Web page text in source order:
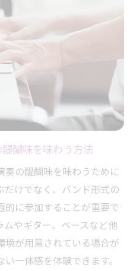
味わえる大人の音楽体
ノ教室バンドの楽しみ
得られる大人同士の交
の大人バンド活動の特
演奏を始める方法
ピアノ教室選びのコツ
活動を始めるチェック
アノ教室選択のポイン
醐味を味わう方法
の醍醐味を味わうために
だけでなく、バンド形式の
的に参加することが重要で
やギター、ベースなど他
境が用意されている場合が
一体感を体験できます。